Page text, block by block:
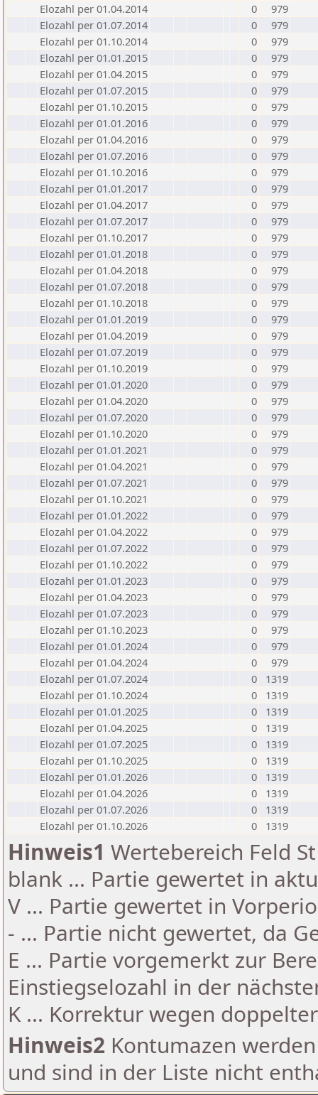
Elozahl per 01.04.2014
0
979
Elozahl per 01.07.2014
0
979
Elozahl per 01.10.2014
0
979
Elozahl per 01.01.2015
0
979
Elozahl per 01.04.2015
0
979
Elozahl per 01.07.2015
0
979
Elozahl per 01.10.2015
0
979
Elozahl per 01.01.2016
0
979
Elozahl per 01.04.2016
0
979
Elozahl per 01.07.2016
0
979
Elozahl per 01.10.2016
0
979
Elozahl per 01.01.2017
0
979
Elozahl per 01.04.2017
0
979
Elozahl per 01.07.2017
0
979
Elozahl per 01.10.2017
0
979
Elozahl per 01.01.2018
0
979
Elozahl per 01.04.2018
0
979
Elozahl per 01.07.2018
0
979
Elozahl per 01.10.2018
0
979
Elozahl per 01.01.2019
0
979
Elozahl per 01.04.2019
0
979
Elozahl per 01.07.2019
0
979
Elozahl per 01.10.2019
0
979
Elozahl per 01.01.2020
0
979
Elozahl per 01.04.2020
0
979
Elozahl per 01.07.2020
0
979
Elozahl per 01.10.2020
0
979
Elozahl per 01.01.2021
0
979
Elozahl per 01.04.2021
0
979
Elozahl per 01.07.2021
0
979
Elozahl per 01.10.2021
0
979
Elozahl per 01.01.2022
0
979
Elozahl per 01.04.2022
0
979
Elozahl per 01.07.2022
0
979
Elozahl per 01.10.2022
0
979
Elozahl per 01.01.2023
0
979
Elozahl per 01.04.2023
0
979
Elozahl per 01.07.2023
0
979
Elozahl per 01.10.2023
0
979
Elozahl per 01.01.2024
0
979
Elozahl per 01.04.2024
0
979
Elozahl per 01.07.2024
0
1319
Elozahl per 01.10.2024
0
1319
Elozahl per 01.01.2025
0
1319
Elozahl per 01.04.2025
0
1319
Elozahl per 01.07.2025
0
1319
Elozahl per 01.10.2025
0
1319
Elozahl per 01.01.2026
0
1319
Elozahl per 01.04.2026
0
1319
Elozahl per 01.07.2026
0
1319
Elozahl per 01.10.2026
0 1319
Hinweis1 Wertebereich Feld
blank ... Partie gewertet in
V ... Partie gewertet in
- ... Partie nicht gewertet, da
E ... Partie vorgemerkt zur
Einstiegselozahl in der
K ... Korrektur wegen
Hinweis2 Kontumazen
und sind in der Liste nicht